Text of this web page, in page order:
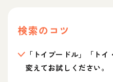
検索のコツ
「トイプードル」「ト
変えてお試しください。